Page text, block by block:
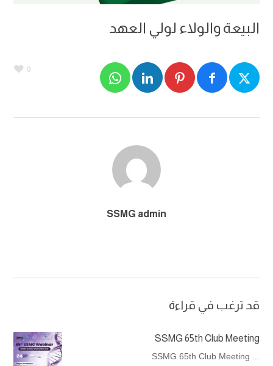
البيعة والولاء لولي العهد
0
SSMG admin
قد ترغب في قراءة
SSMG 65th Club Meeting